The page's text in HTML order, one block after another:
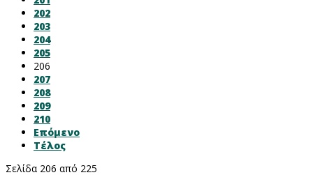
202
203
204
205
206
207
208
209
210
Επόμενο
Τέλος
Σελίδα 206 από 225